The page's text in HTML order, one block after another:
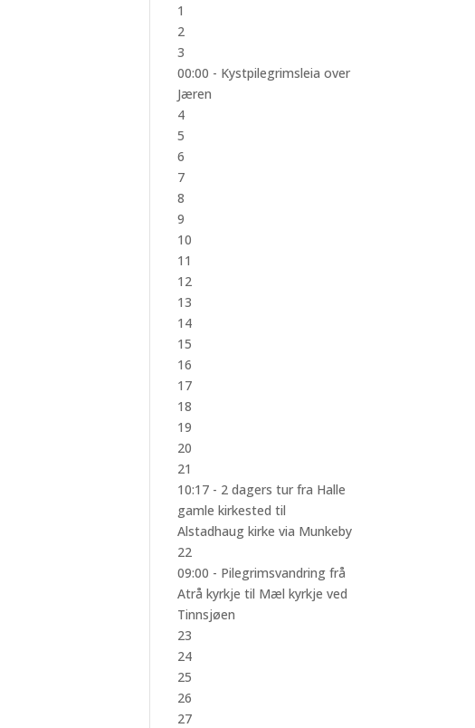
1
2
3
00:00 - Kystpilegrimsleia over
Jæren
4
5
6
7
8
9
10
11
12
13
14
15
16
17
18
19
20
21
10:17 - 2 dagers tur fra Halle
gamle kirkested til
Alstadhaug kirke via Munkeby
22
09:00 - Pilegrimsvandring frå
Atrå kyrkje til Mæl kyrkje ved
Tinnsjøen
23
24
25
26
27